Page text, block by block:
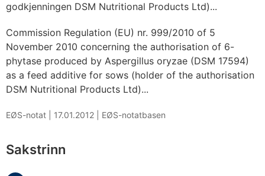
godkjenningen DSM Nutritional Products Ltd)...
Commission Regulation (EU) nr. 999/2010 of 5
November 2010 concerning the authorisation of 6-
phytase produced by Aspergillus oryzae (DSM 17594)
as a feed additive for sows (holder of the authorisation
DSM Nutritional Products Ltd)...
EØS-notat | 17.01.2012 EØS-notatbasen
Sakstrinn